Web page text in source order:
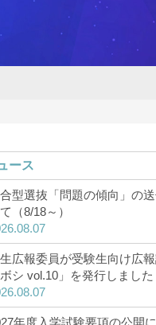
8
キャンパスラ
キャンパスライフ
研究者Story
ース
型選抜「問題の傾向」の
（8/18～）
広報委員が受験生向け広
シ vol.10」を発行しました
年度入学試験要項の公開